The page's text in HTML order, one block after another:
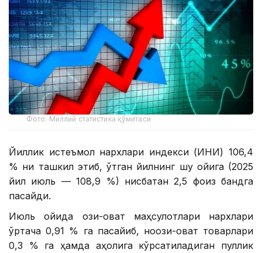
Фото: Миллий статистика қўмитаси
Йиллик истеъмол нархлари индекси (ИНИ) 106,4
% ни ташкил этиб, ўтган йилнинг шу ойига (2025
йил июль — 108,9 %) нисбатан 2,5 фоиз бандга
пасайди.
Июль ойида озиқ-овқат маҳсулотлари нархлари
ўртача 0,91 % га пасайиб, ноозиқ-овқат товарлари
0,3 % га ҳамда аҳолига кўрсатиладиган пуллик